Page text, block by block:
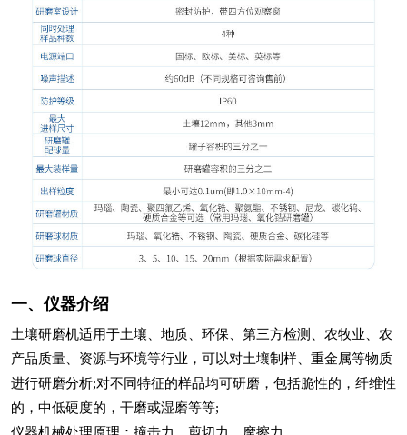
一、仪器介绍
土壤研磨机适用于土壤、地质、环保、第三方检测、农牧业、农
产品质量、资源与环境等行业，可以对土壤制样、重金属等物质
进行研磨分析;对不同特征的样品均可研磨，包括脆性的，纤维性
的，中低硬度的，干磨或湿磨等等;